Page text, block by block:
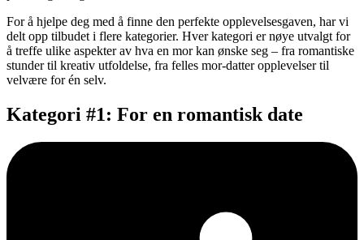
For å hjelpe deg med å finne den perfekte opplevelsesgaven, har vi
delt opp tilbudet i flere kategorier. Hver kategori er nøye utvalgt for
å treffe ulike aspekter av hva en mor kan ønske seg – fra romantiske
stunder til kreativ utfoldelse, fra felles mor-datter opplevelser til
velvære for én selv.
Kategori #1: For en romantisk date